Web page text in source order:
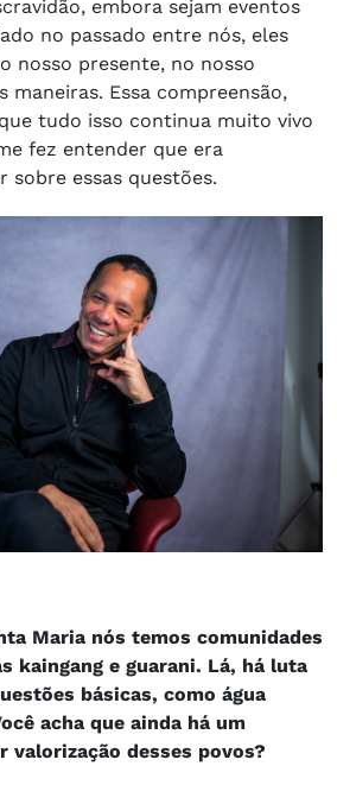
embora sejam eventos
no passado entre nós, eles
nosso presente, no nosso
maneiras. Essa compreensão,
tudo isso continua muito vivo
fez entender que era
sobre essas questões.
Maria nós temos comunidades
kaingang e guarani. Lá, há luta
básicas, como água
acha que ainda há um
valorização desses povos?